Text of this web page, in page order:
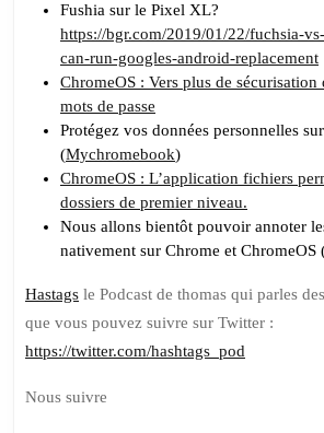
Fushia sur le Pixel XL?
https://bgr.com/2019/01/22/fuchsia-
can-run-googles-android-replacement
ChromeOS : Vers plus de sécurisation
mots de passe
Protégez vos données personnelles
(Mychromebook)
ChromeOS : L’application fichiers
dossiers de premier niveau.
Nous allons bientôt pouvoir annoter
nativement sur Chrome et ChromeOS
Hastags le Podcast de thomas qui parles
que vous pouvez suivre sur Twitter :
https://twitter.com/hashtags_pod
Nous suivre